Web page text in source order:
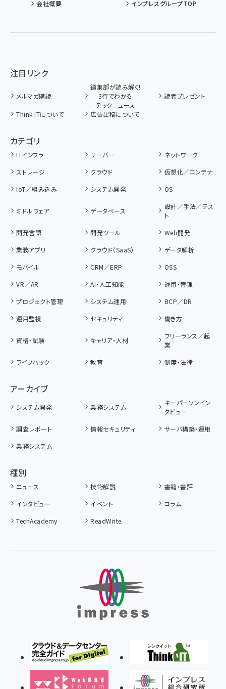
会社概要 インプレスグループTOP
注目リンク
メルマガ購読
編集部が読み解く!
3行でわかる
テックニュース
読者プレゼント
Think ITについて 広告出稿について
カテゴリ
ITインフラ サーバー
ネットワーク
ストレージ
クラウド
仮想化／コンテナ
IoT／組み込み
システム開発 OS
ミドルウェア データベース
設計／手法／テス
ト
開発言語
開発ツール
Web開発
業務アプリ
クラウド（SaaS）
データ解析
モバイル
CRM／ERP
OSS
VR／AR
AI・人工知能
運用・管理
プロジェクト管理
システム運用
BCP／DR
運用監視
セキュリティ 働き方
資格・試験 キャリア・人材
フリーランス／起
業
ライフハック
教育 制度・法律
アーカイブ
システム開発 業務システム
キーパーソンイン
タビュー
調査レポート
情報セキュリティ
サーバ構築・運用
業務システム
種別
ニュース 技術解説
書籍・書評
インタビュー
イベント
コラム
TechAcademy
ReadWrite